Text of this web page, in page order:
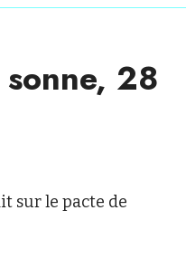
28
sur le pacte de